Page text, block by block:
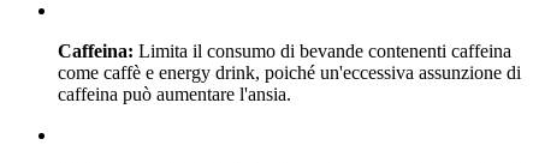
Caffeina: Limita il consumo di bevande contenenti caffeina
come caffè e energy drink, poiché un'eccessiva assunzione di
caffeina può aumentare l'ansia.